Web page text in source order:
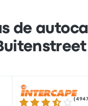
de
3.5 de 5 estrelas
(